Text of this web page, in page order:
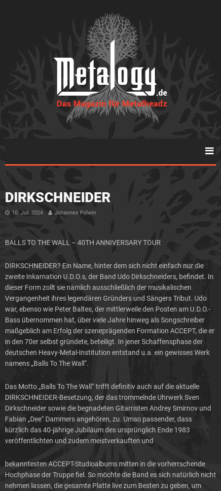
DIRKSCHNEIDER
10. Juli 2024 Johannes Polwin
BALLS TO THE WALL – 40TH ANNIVERSARY TOUR
DIRKSCHNEIDER? Ein Name, hinter dem sich nicht einfach nur die
zweite Inkarnation U.D.O.s, der Band Udo Dirkschneiders, befindet. In
dieser Form zollt sie nämlich ausschließlich der musikalischen
Vergangenheit ihres legendären Gründers und Sängers Tribut. Udo
war, ebenso wie Peter Baltes, der mittlerweile den Posten am U.D.O.-
Bass übernommen hat, über viele Jahre hinweg als Songschreiber
maßgeblich am Erfolg der szeneprägenden Formation ACCEPT, die er
in den 70er selbst gründete, beteiligt. In jener Schaffensphase der
deutschen Heavy-Metal-Institution entstand u.a. ein gewisses Werk
namens „Balls To The Wall“.
Das Motto „Balls To The Wall“ trifft definitiv auch auf die aktuelle
DIRKSCHNEIDER-Besetzung, der das trommelnde Uhrwerk Sven
Dirkschneider sowie die begnadeten Gitarristen Andrey Smirnov und
Fabian „Dee“ Dammers angehören, zu. Umso passender, dass
kürzlich das 40-jährige Jubiläum des ursprünglich Ende 1983
veröffentlichten und zudem meistverkauften und
bekanntesten ACCEPT-Studioalbums mitten in die vorherrschende
Hochphase der Truppe fiel. So möchte die Band es sich natürlich nicht
nehmen lassen, die gesamte Platte live zum Besten zu geben, um